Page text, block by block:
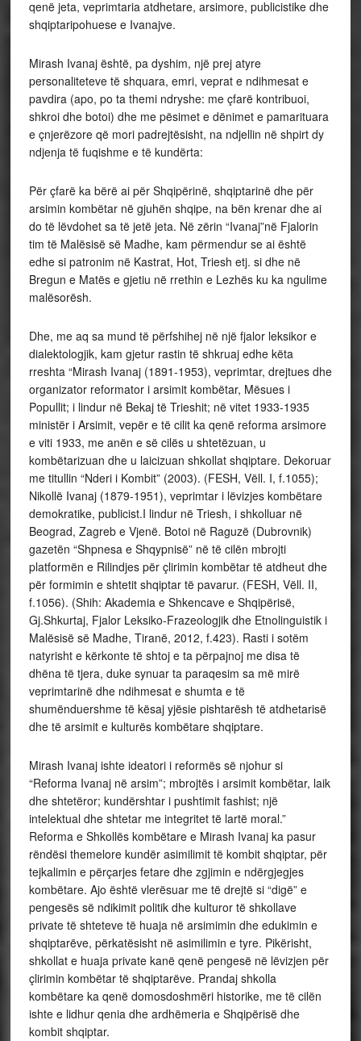
qenë jeta, veprimtaria atdhetare, arsimore, publicistike dhe
shqiptaripohuese e Ivanajve.
Mirash Ivanaj është, pa dyshim, një prej atyre
personaliteteve të shquara, emri, veprat e ndihmesat e
pavdira (apo, po ta themi ndryshe: me çfarë kontribuoi,
shkroi dhe botoi) dhe me pësimet e dënimet e pamarituara
e çnjerëzore që mori padrejtësisht, na ndjellin në shpirt dy
ndjenja të fuqishme e të kundërta:
Për çfarë ka bërë ai për Shqipërinë, shqiptarinë dhe për
arsimin kombëtar në gjuhën shqipe, na bën krenar dhe ai
do të lëvdohet sa të jetë jeta. Në zërin “Ivanaj”në Fjalorin
tim të Malësisë së Madhe, kam përmendur se ai është
edhe si patronim në Kastrat, Hot, Triesh etj. si dhe në
Bregun e Matës e gjetiu në rrethin e Lezhës ku ka ngulime
malësorësh.
Dhe, me aq sa mund të përfshihej në një fjalor leksikor e
dialektologjik, kam gjetur rastin të shkruaj edhe këta
rreshta “Mirash Ivanaj (1891-1953), veprimtar, drejtues dhe
organizator reformator i arsimit kombëtar, Mësues i
Popullit; i lindur në Bekaj të Trieshit; në vitet 1933-1935
ministër i Arsimit, vepër e të cilit ka qenë reforma arsimore
e viti 1933, me anën e së cilës u shtetëzuan, u
kombëtarizuan dhe u laicizuan shkollat shqiptare. Dekoruar
me titullin “Nderi i Kombit” (2003). (FESH, Vëll. I, f.1055);
Nikollë Ivanaj (1879-1951), veprimtar i lëvizjes kombëtare
demokratike, publicist.I lindur në Triesh, i shkolluar në
Beograd, Zagreb e Vjenë. Botoi në Raguzë (Dubrovnik)
gazetën “Shpnesa e Shqypnisë” në të cilën mbrojti
platformën e Rilindjes për çlirimin kombëtar të atdheut dhe
për formimin e shtetit shqiptar të pavarur. (FESH, Vëll. II,
f.1056). (Shih: Akademia e Shkencave e Shqipërisë,
Gj.Shkurtaj, Fjalor Leksiko-Frazeologjik dhe Etnolinguistik i
Malësisë së Madhe, Tiranë, 2012, f.423). Rasti i sotëm
natyrisht e kërkonte të shtoj e ta përpajnoj me disa të
dhëna të tjera, duke synuar ta paraqesim sa më mirë
veprimtarinë dhe ndihmesat e shumta e të
shumënduershme të kësaj yjësie pishtarësh të atdhetarisë
dhe të arsimit e kulturës kombëtare shqiptare.
Mirash Ivanaj ishte ideatori i reformës së njohur si
“Reforma Ivanaj në arsim”; mbrojtës i arsimit kombëtar, laik
dhe shtetëror; kundërshtar i pushtimit fashist; një
intelektual dhe shtetar me integritet të lartë moral.”
Reforma e Shkollës kombëtare e Mirash Ivanaj ka pasur
rëndësi themelore kundër asimilimit të kombit shqiptar, për
tejkalimin e përçarjes fetare dhe zgjimin e ndërgjegjes
kombëtare. Ajo është vlerësuar me të drejtë si “digë” e
pengesës së ndikimit politik dhe kulturor të shkollave
private të shteteve të huaja në arsimimin dhe edukimin e
shqiptarëve, përkatësisht në asimilimin e tyre. Pikërisht,
shkollat e huaja private kanë qenë pengesë në lëvizjen për
çlirimin kombëtar të shqiptarëve. Prandaj shkolla
kombëtare ka qenë domosdoshmëri historike, me të cilën
ishte e lidhur qenia dhe ardhëmeria e Shqipërisë dhe
kombit shqiptar.